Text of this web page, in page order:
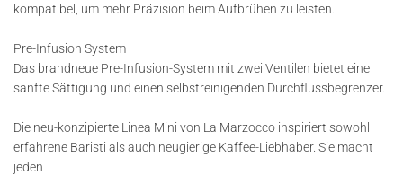
kompatibel, um mehr Präzision beim Aufbrühen zu leisten.
Pre-Infusion System
Das brandneue Pre-Infusion-System mit zwei Ventilen bietet eine
sanfte Sättigung und einen selbstreinigenden Durchflussbegrenzer.
Die neu-konzipierte Linea Mini von La Marzocco inspiriert sowohl
erfahrene Baristi als auch neugierige Kaffee-Liebhaber. Sie macht
jeden